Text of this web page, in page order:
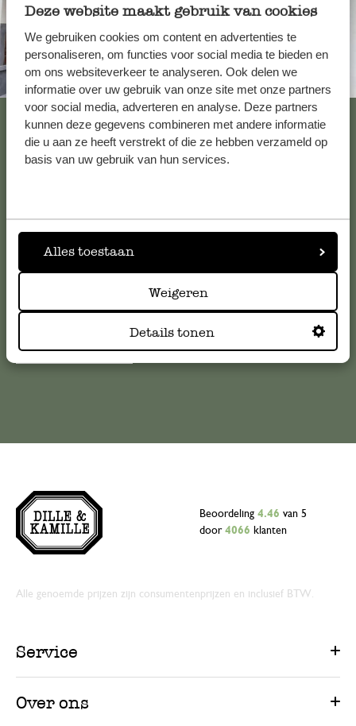
Deze website maakt gebruik van cookies
We gebruiken cookies om content en advertenties te
personaliseren, om functies voor social media te bieden en
om ons websiteverkeer te analyseren. Ook delen we
informatie over uw gebruik van onze site met onze partners
voor social media, adverteren en analyse. Deze partners
kunnen deze gegevens combineren met andere informatie
die u aan ze heeft verstrekt of die ze hebben verzameld op
basis van uw gebruik van hun services.
Alles toestaan
Weigeren
Details tonen
Altijd in de buurt
Bekijk alle 62 winkels
klantenservice. Of bekijk hier het antwoord op de
klantenservice@dille-kamille.com
Beoordeling 4.46 van 5
door 4066 klanten
Alle genoemde prijzen zijn consumentenprijzen en inclusief BTW.
Service
Over ons